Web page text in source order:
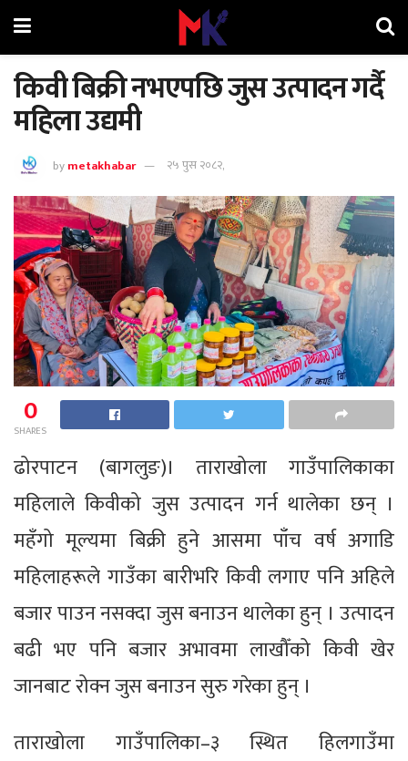
किवी बिक्री नभएपछि जुस उत्पादन गर्दै
महिला उद्यमी
bymetakhabar २५ पुस २०८२,
0
SHARES
ढोरपाटन (बागलुङ)। ताराखोला गाउँपालिकाका
महिलाले किवीको जुस उत्पादन गर्न थालेका छन् ।
महँगो मूल्यमा बिक्री हुने आसमा पाँच वर्ष अगाडि
महिलाहरूले गाउँका बारीभरि किवी लगाए पनि अहिले
बजार पाउन नसक्दा जुस बनाउन थालेका हुन् । उत्पादन
बढी भए पनि बजार अभावमा लाखौँको किवी खेर
जानबाट रोक्न जुस बनाउन सुरु गरेका हुन् ।
ताराखोला गाउँपालिका–३ स्थित हिलगाउँमा